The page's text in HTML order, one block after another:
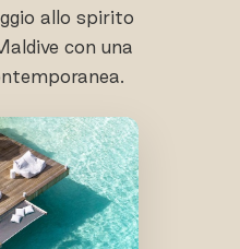
allo spirito
con una